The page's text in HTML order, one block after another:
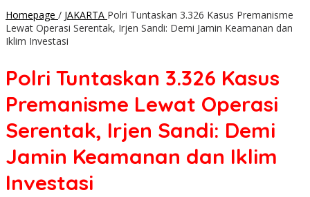
Homepage / JAKARTA Polri Tuntaskan 3.326 Kasus Premanisme
Lewat Operasi Serentak, Irjen Sandi: Demi Jamin Keamanan dan
Iklim Investasi
Polri Tuntaskan 3.326 Kasus
Premanisme Lewat Operasi
Serentak, Irjen Sandi: Demi
Jamin Keamanan dan Iklim
Investasi